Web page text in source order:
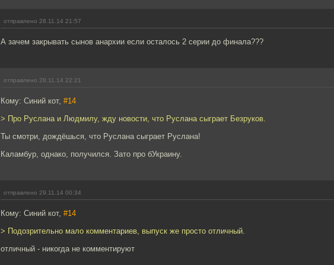
отправлено 28.11.14 21:57
А зачем закрывать сынов анархии если осталось 2 серии до финала???
отправлено 28.11.14 22:21
Кому: Синий кот, #14
> Про Руслана и Людмилу, жду новости, что Руслана сыграет Безруков.
Ты смотри, дождёшься, что Руслана сыграет Руслана!
Каламбур, однако, получился. Зато про бУкраину.
отправлено 29.11.14 00:34
Кому: Синий кот, #14
> Подозрительно мало комментариев, выпуск же просто отличный.
отличный - никогда не комментируют